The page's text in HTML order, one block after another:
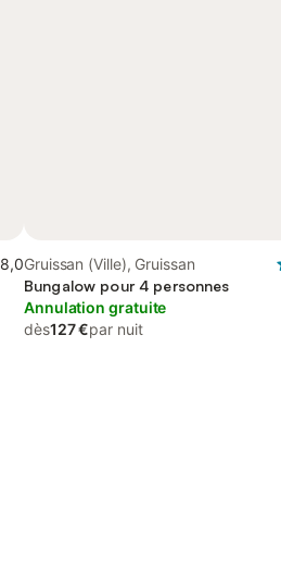
8,0Gruissan (Ville), Gruissan
Bungalow pour 4 personnes
Annulation gratuite
dès127 €par nuit